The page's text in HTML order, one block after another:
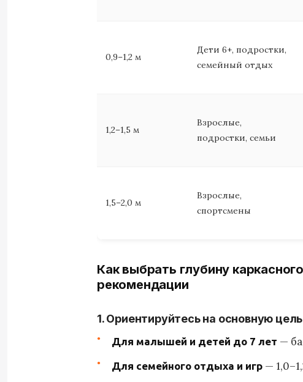
0,9–1,2 м
Дети 6+, подростки,
семейный отдых
1,2–1,5 м
Взрослые,
подростки, семьи
1,5–2,0 м
Взрослые,
спортсмены
Как выбрать глубину
рекомендации
1. Ориентируйтесь на основную
Для малышей и детей до 7 лет —
Для семейного отдыха и игр—